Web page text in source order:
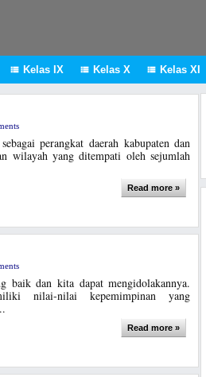
 Kelas IX  Kelas X  Kelas XI
perangkat daerah kabupaten dan
wilayah yang ditempati oleh sejumlah
Read more »
baik dan kita dapat mengidolakannya.
nilai-nilai kepemimpinan yang
Read more »